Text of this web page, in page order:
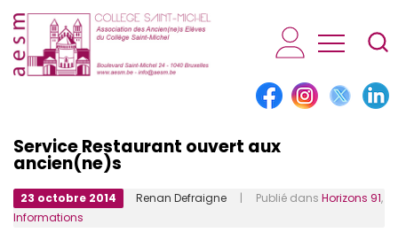
AESM...
Service Restaurant ouvert aux
ancien(ne)s
23 octobre 2014 Renan Defraigne | Publié dans Horizons 91,
Informations